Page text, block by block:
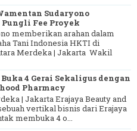
Sudaryono
Fee Proyek
memberikan arahan dalam
Tani Indonesia HKTI di
Merdeka | Jakarta Wakil
4 Gerai Sekaligus dengan
Pharmacy
| Jakarta Erajaya Beauty and
vertikal bisnis dari Erajaya
membuka 4 o...